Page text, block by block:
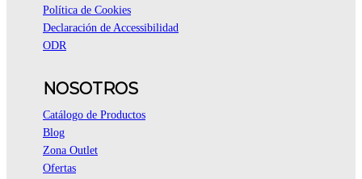
Política de Cookies
Declaración de Accessibilidad
ODR
NOSOTROS
Catálogo de Productos
Blog
Zona Outlet
Ofertas